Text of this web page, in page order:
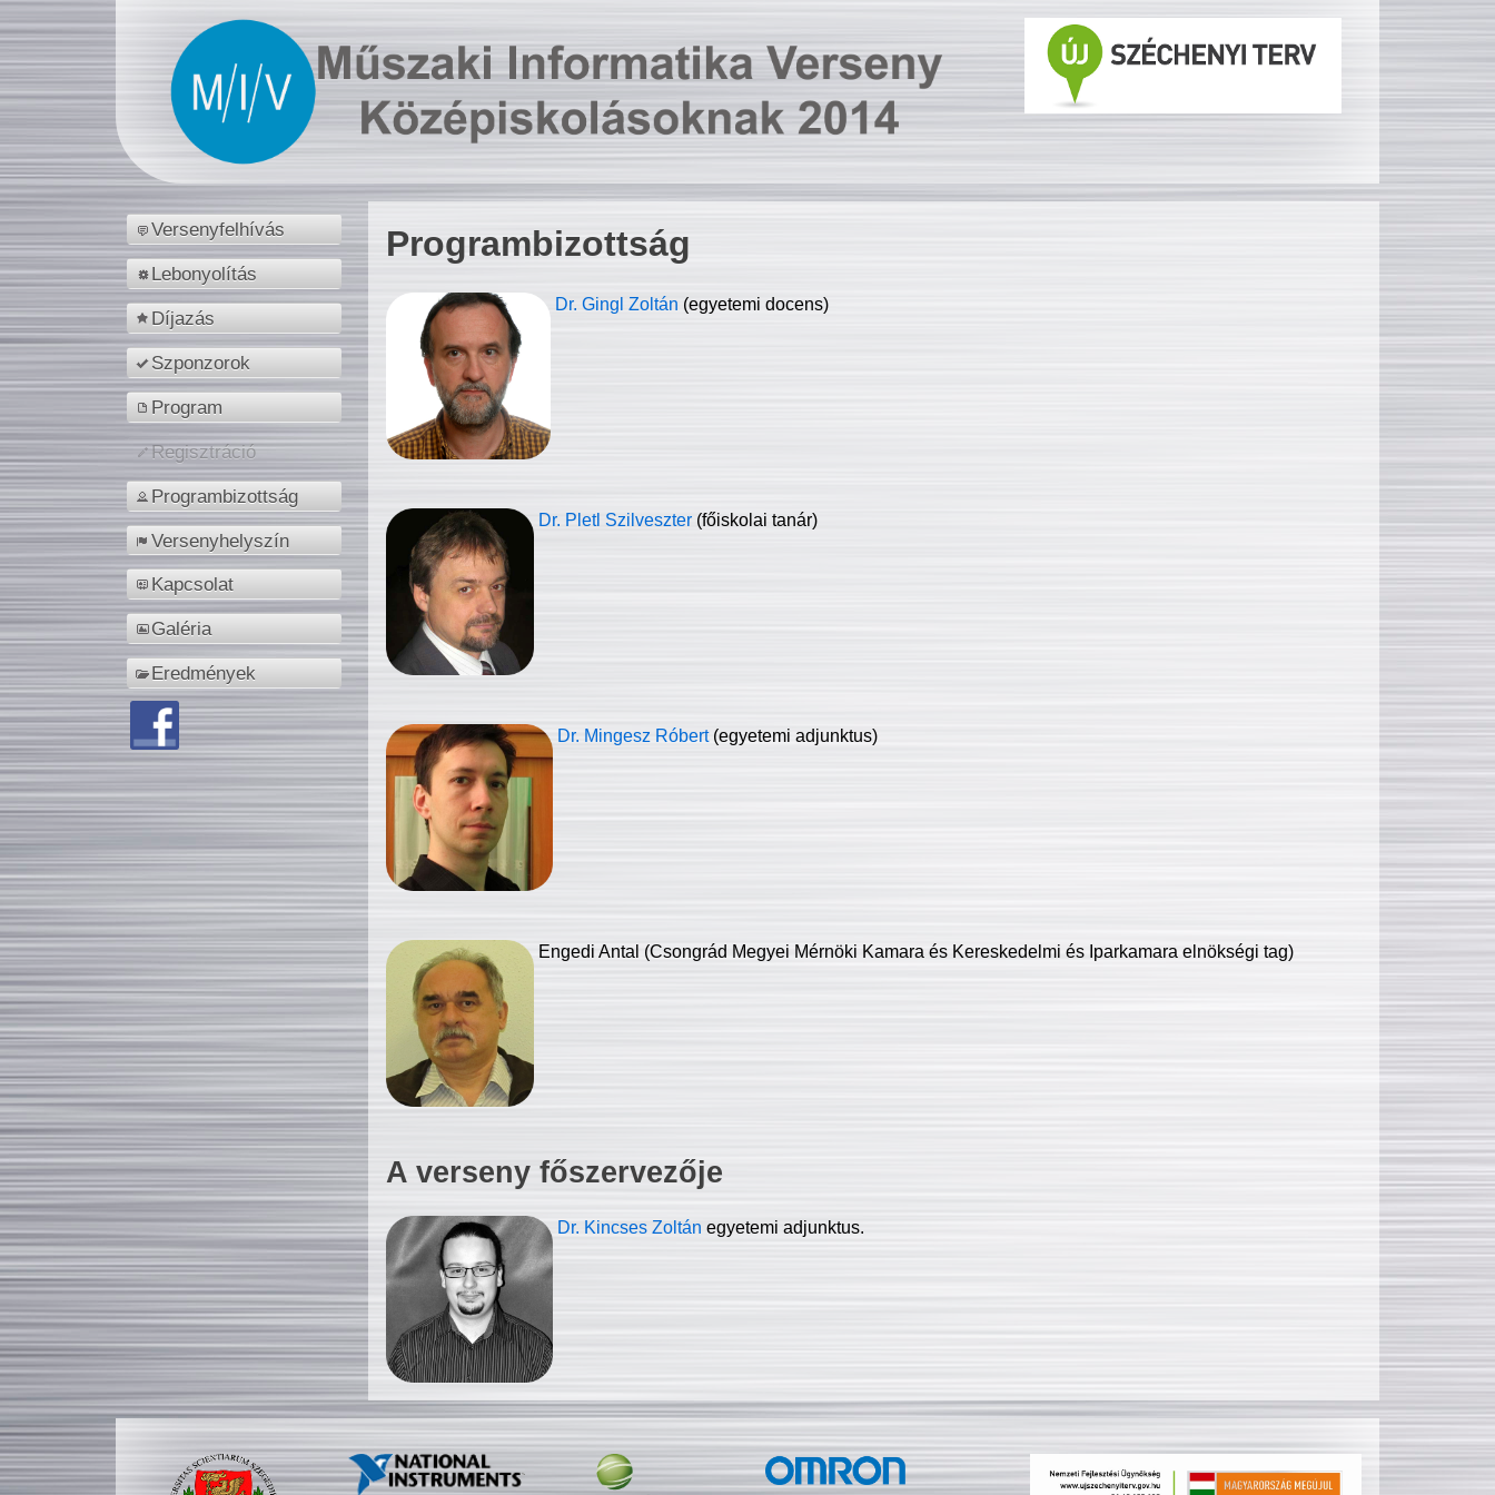
Versenyfelhívás
Lebonyolítás
Díjazás
Szponzorok
Program
Regisztráció
Programbizottság
Versenyhelyszín
Kapcsolat
Galéria
Eredmények
Programbizottság
Dr. Gingl Zoltán (egyetemi docens)
Dr. Pletl Szilveszter (főiskolai tanár)
Dr. Mingesz Róbert (egyetemi adjunktus)
Engedi Antal (Csongrád Megyei Mérnöki Kamara és Kereskedelmi és Iparkamara elnökségi tag)
A verseny főszervezője
Dr. Kincses Zoltán egyetemi adjunktus.